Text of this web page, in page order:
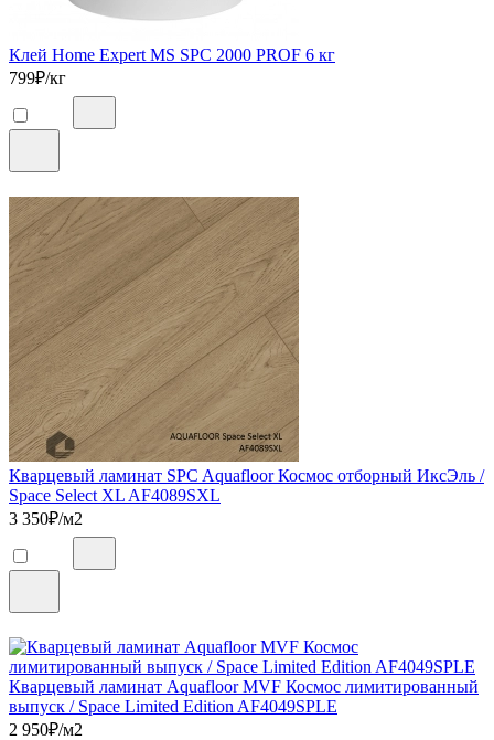
Клей Home Expert MS SPC 2000 PROF 6 кг
799₽/кг
Кварцевый ламинат SPC Aquafloor Космос отборный ИксЭль /
Space Select XL AF4089SXL
3 350₽/м2
Кварцевый ламинат Aquafloor MVF Космос лимитированный
выпуск / Space Limited Edition AF4049SPLE
2 950₽/м2